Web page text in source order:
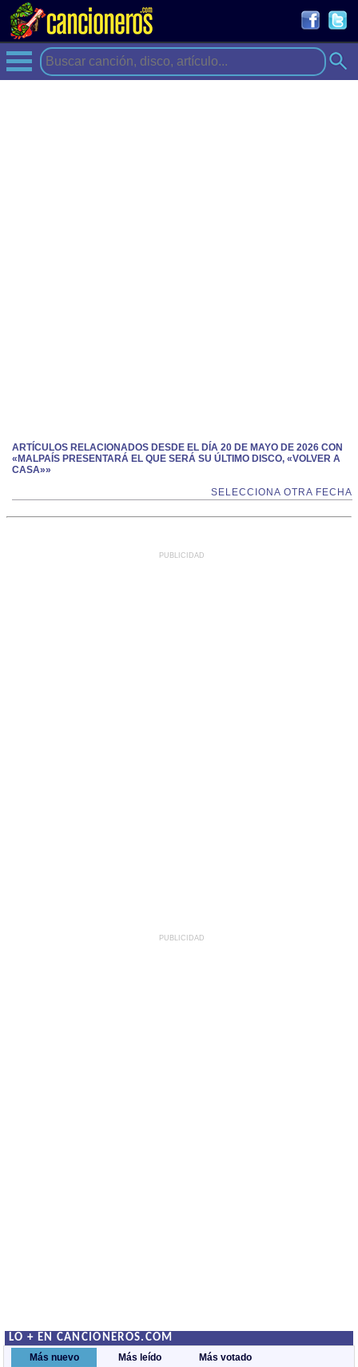
ARTÍCULOS RELACIONADOS DESDE EL DÍA 20 DE MAYO DE 2026 CON
«MALPAÍS PRESENTARÁ EL QUE SERÁ SU ÚLTIMO DISCO, «VOLVER A
CASA»»
SELECCIONA OTRA FECHA
PUBLICIDAD
PUBLICIDAD
LO + EN CANCIONEROS.COM
Más nuevo Más leído Más votado